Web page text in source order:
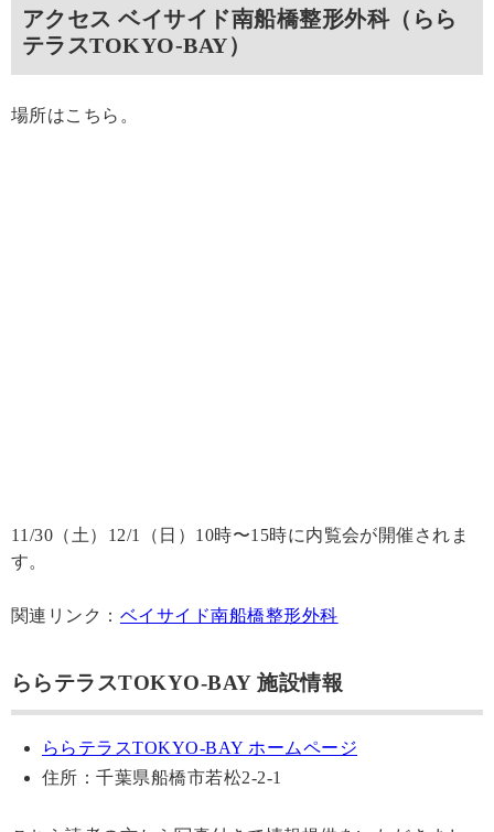
アクセス ベイサイド南船橋整形外科（らら
テラスTOKYO-BAY）
場所はこちら。
11/30（土）12/1（日）10時〜15時に内覧会が開催されま
す。
関連リンク： ベイサイド南船橋整形外科
ららテラスTOKYO-BAY 施設情報
ららテラスTOKYO-BAY ホームページ
住所：千葉県船橋市若松2-2-1